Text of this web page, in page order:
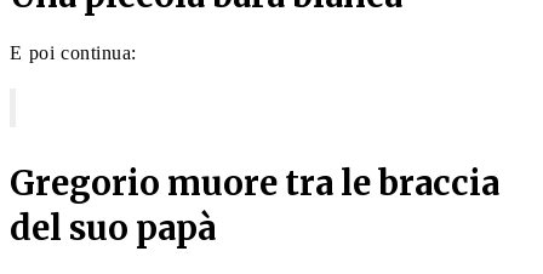
E poi continua:
Gregorio muore tra le braccia
del suo papà